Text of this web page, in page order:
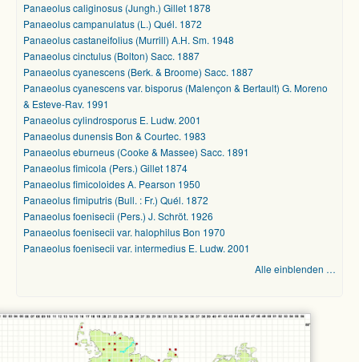
Panaeolus caliginosus (Jungh.) Gillet 1878
Panaeolus campanulatus (L.) Quél. 1872
Panaeolus castaneifolius (Murrill) A.H. Sm. 1948
Panaeolus cinctulus (Bolton) Sacc. 1887
Panaeolus cyanescens (Berk. & Broome) Sacc. 1887
Panaeolus cyanescens var. bisporus (Malençon & Bertault) G. Moreno
& Esteve-Rav. 1991
Panaeolus cylindrosporus E. Ludw. 2001
Panaeolus dunensis Bon & Courtec. 1983
Panaeolus eburneus (Cooke & Massee) Sacc. 1891
Panaeolus fimicola (Pers.) Gillet 1874
Panaeolus fimicoloides A. Pearson 1950
Panaeolus fimiputris (Bull. : Fr.) Quél. 1872
Panaeolus foenisecii (Pers.) J. Schröt. 1926
Panaeolus foenisecii var. halophilus Bon 1970
Panaeolus foenisecii var. intermedius E. Ludw. 2001
Alle einblenden …